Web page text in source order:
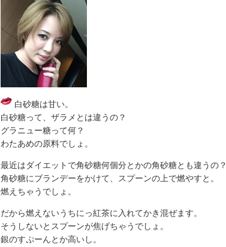
白砂糖は甘い。
白砂糖って、ザラメとは違うの？
グラニュー糖って何？
わたあめの原料でしょ。
最近はダイエットで角砂糖何個分とかの角砂糖とも違うの？
角砂糖にブランデーをかけて、スプーンの上で燃やすと。
燃えちゃうでしょ。
だから燃えないうちにっ紅茶に入れてかき混ぜます。
そうしないとスプーンが焦げちゃうでしょ。
銀のすぷーんとか高いし。